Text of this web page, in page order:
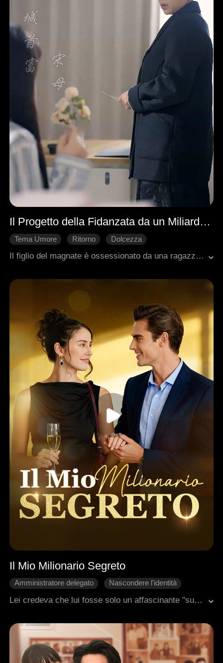
Il Progetto della Fidanzata da un Miliardo di Euro
Tema Umore Ritorno
Dolcezza
Romanzo sentimentale moderno
Innamoramento Graduale
Il figlio del magnate è ossessionato da una ragazza comune ma astuta, la più popolare della scuola. Per contrastarla, il magnate ingaggia Alexa, un'influencer dall'apparenza innocente ma manipolatrice, come nuora ideale. Se a suo figlio piace quel tipo, gli troveranno una versione più potente. Alexa accetta subito: l'offerta è troppo generosa. Scopre però che la sua rivale è una vecchia conoscenza: sua sorella, nemica di lunga data.
Il Mio Milionario Segreto
Amministratore delegato
Nascondere l'identità
Lei credeva che lui fosse solo un affascinante "sugar baby"... fino a quando non ha comprato la sua azienda, rovinato il suo matrimonio e si è inginocchiato davanti a lei.Ora, con la sua vita completamente stravolta, deve scegliere tra l'orgoglio, il potere… e l'uomo miliardario che non ha mai smesso di amarla.